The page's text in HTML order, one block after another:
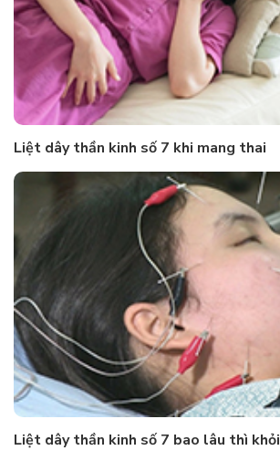
Liệt dây thần kinh số 7 khi mang thai
Liệt dây thần kinh số 7 bao lâu thì khỏi